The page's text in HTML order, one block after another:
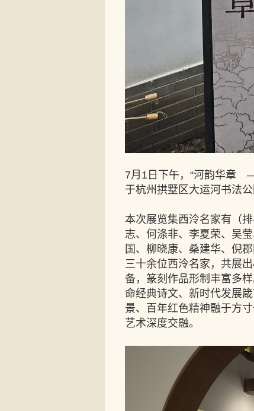
7月1日下午，“河韵华章
于杭州拱墅区大运河书法
本次展览集西泠名家有（
志、何涤非、李夏荣、吴
国、柳晓康、桑建华、倪
三十余位西泠名家，共展
备，篆刻作品形制丰富多
命经典诗文、新时代发展
景、百年红色精神融于方
艺术深度交融。